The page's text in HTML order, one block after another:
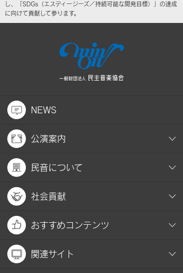
し、「SDGs（エスディージーズ／持続可能な開発目標）」の達成
に向けて貢献して参ります。
NEWS
公演案内
民音について
社会貢献
おすすめコンテンツ
関連サイト